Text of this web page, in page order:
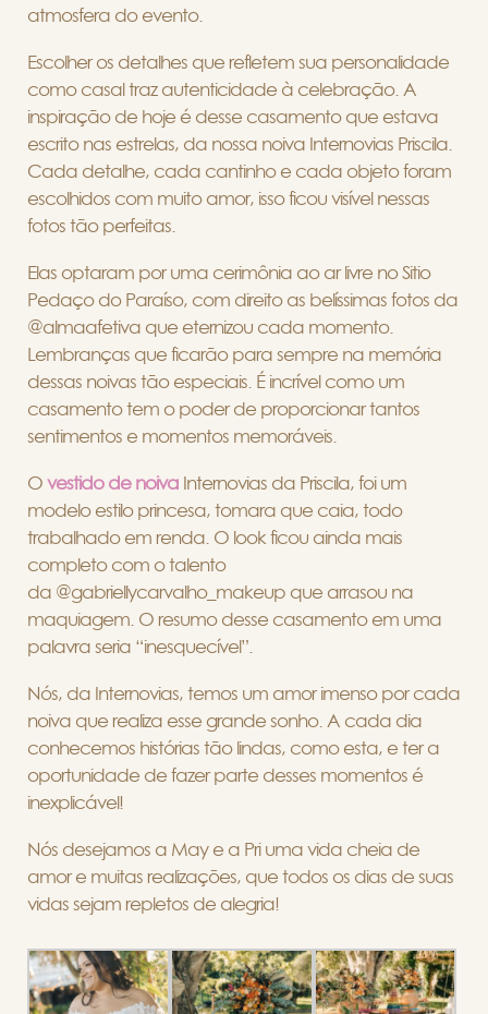
atmosfera do evento.
Escolher os detalhes que refletem sua personalidade
como casal traz autenticidade à celebração. A
inspiração de hoje é desse casamento que estava
escrito nas estrelas, da nossa noiva Internovias Priscila.
Cada detalhe, cada cantinho e cada objeto foram
escolhidos com muito amor, isso ficou visível nessas
fotos tão perfeitas.
Elas optaram por uma cerimônia ao ar livre no Sitio
Pedaço do Paraíso, com direito as belíssimas fotos da
@almaafetiva que eternizou cada momento.
Lembranças que ficarão para sempre na memória
dessas noivas tão especiais. É incrível como um
casamento tem o poder de proporcionar tantos
sentimentos e momentos memoráveis.
O vestido de noiva Internovias da Priscila, foi um
modelo estilo princesa, tomara que caia, todo
trabalhado em renda. O look ficou ainda mais
completo com o talento
da @gabriellycarvalho_makeup que arrasou na
maquiagem. O resumo desse casamento em uma
palavra seria “inesquecível”.
Nós, da Internovias, temos um amor imenso por cada
noiva que realiza esse grande sonho. A cada dia
conhecemos histórias tão lindas, como esta, e ter a
oportunidade de fazer parte desses momentos é
inexplicável!
Nós desejamos a May e a Pri uma vida cheia de
amor e muitas realizações, que todos os dias de suas
vidas sejam repletos de alegria!